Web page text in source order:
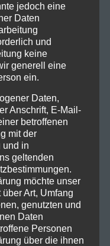
jedoch eine
Daten
und
keine
generell eine
ein.
Daten,
Anschrift, E-Mail-
betroffenen
mit der
und in
geltenden
möchte unser
Art, Umfang
genutzten und
Daten
Personen
über die ihnen